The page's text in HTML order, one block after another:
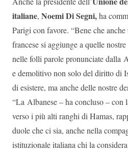
italiane, Noemi Di Segni,ha
Parigi con favore. “Bene che
francese si aggiunge a quelle
nelle folli parole pronunciate dalla
e demolitivo non solo del diritto di
di esistere, ma anche delle nostre
“La Albanese – ha concluso – con
verso i più alti ranghi di Hamas,
duole che ci sia, anche nella
istituzionale italiana chi la